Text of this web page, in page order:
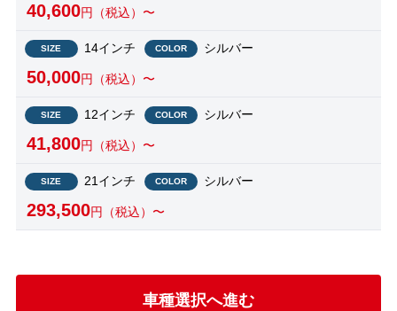
40,600円（税込）〜
SIZE 14インチ COLOR シルバー
50,000円（税込）〜
SIZE 12インチ COLOR シルバー
41,800円（税込）〜
SIZE 21インチ COLOR シルバー
293,500円（税込）〜
車種選択へ進む